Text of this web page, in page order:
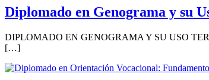
Diplomado en Genograma y su
DIPLOMADO EN GENOGRAMA Y SU USO
[…]